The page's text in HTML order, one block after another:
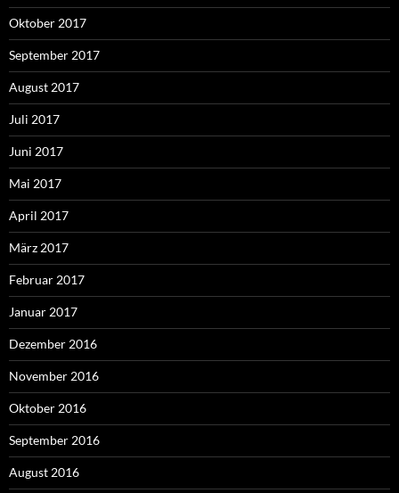
Oktober 2017
September 2017
August 2017
Juli 2017
Juni 2017
Mai 2017
April 2017
März 2017
Februar 2017
Januar 2017
Dezember 2016
November 2016
Oktober 2016
September 2016
August 2016